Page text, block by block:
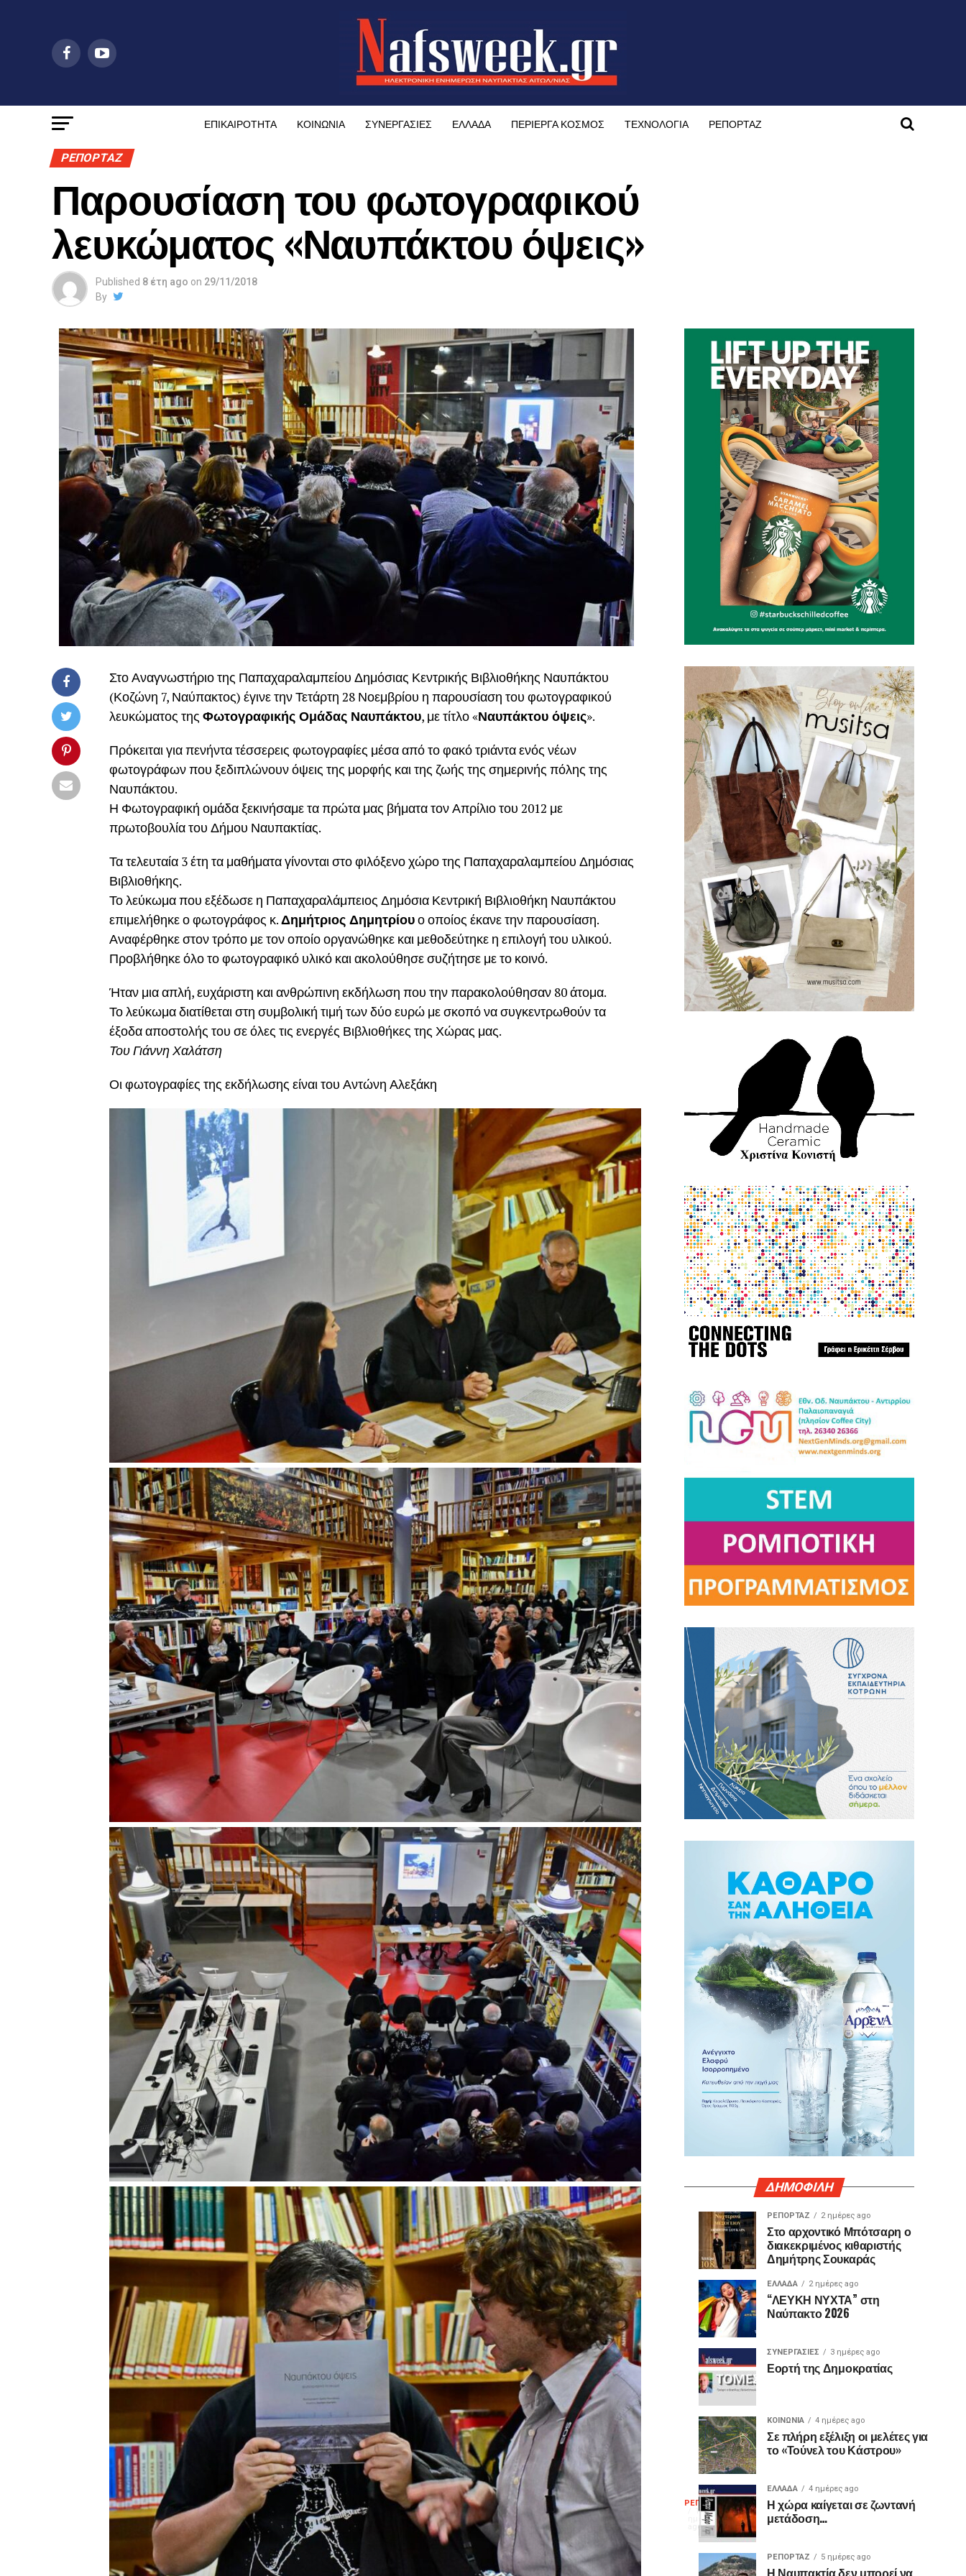
ΕΠΙΚΑΙΡΟΤΗΤΑ ΚΟΙΝΩΝΙΑ ΣΥΝΕΡΓΑΣΙΕΣ ΕΛΛΑΔΑ ΠΕΡΙΕΡΓΑ ΚΟΣΜΟΣ ΤΕΧΝΟΛΟΓΙΑ ΡΕΠΟΡΤΑΖ
ΡΕΠΟΡΤΑΖ
Παρουσίαση του φωτογραφικού
λευκώματος «Ναυπάκτου όψεις»
Published 8 έτη ago on 29/11/2018
By
Στο Αναγνωστήριο της Παπαχαραλαμπείου Δημόσιας Κεντρικής Βιβλιοθήκης Ναυπάκτου
(Κοζώνη 7, Ναύπακτος) έγινε την Τετάρτη 28 Νοεμβρίου η παρουσίαση του φωτογραφικού
λευκώματος της Φωτογραφικής Ομάδας Ναυπάκτου, με τίτλο «Ναυπάκτου όψεις».
Πρόκειται για πενήντα τέσσερεις φωτογραφίες μέσα από το φακό τριάντα ενός νέων
φωτογράφων που ξεδιπλώνουν όψεις της μορφής και της ζωής της σημερινής πόλης της
Ναυπάκτου.
Η Φωτογραφική ομάδα ξεκινήσαμε τα πρώτα μας βήματα τον Απρίλιο του 2012 με
πρωτοβουλία του Δήμου Ναυπακτίας.
Τα τελευταία 3 έτη τα μαθήματα γίνονται στο φιλόξενο χώρο της Παπαχαραλαμπείου Δημόσιας
Βιβλιοθήκης.
Το λεύκωμα που εξέδωσε η Παπαχαραλάμπειος Δημόσια Κεντρική Βιβλιοθήκη Ναυπάκτου
επιμελήθηκε ο φωτογράφος κ.Δημήτριος Δημητρίουο οποίος έκανε την παρουσίαση.
Αναφέρθηκε στον τρόπο με τον οποίο οργανώθηκε και μεθοδεύτηκε η επιλογή του υλικού.
Προβλήθηκε όλο το φωτογραφικό υλικό και ακολούθησε συζήτησε με το κοινό.
Ήταν μια απλή, ευχάριστη και ανθρώπινη εκδήλωση που την παρακολούθησαν 80 άτομα.
Το λεύκωμα διατίθεται στη συμβολική τιμή των δύο ευρώ με σκοπό να συγκεντρωθούν τα
έξοδα αποστολής του σε όλες τις ενεργές Βιβλιοθήκες της Χώρας μας.
Του Γιάννη Χαλάτση
Οι φωτογραφίες της εκδήλωσης είναι του Αντώνη Αλεξάκη
ΔΗΜΟΦΙΛΗ
ΡΕΠΟΡΤΑΖ
1
ημέρα
ago
Η
γελοιογραφία
ΤΕΧΝΟΛΟΓΙΑ
ημέρα
ago
Γιατί
ορισμένες
θύρες
USB
είναι
μωβ
έχουν
άλλα
χρώματα;
διαφορά
που
περισσότεροι
δεν
γνωρίζουν
ΚΟΙΝΩΝΙΑ
ημέρες
ago
Θερμό
χειροκρότημα
για
τον
«Ίωνα»
στο
Κάστρο
της
Ναυπάκτου
ΡΕΠΟΡΤΑΖ 2 ημέρες ago
Στο αρχοντικό Μπότσαρη ο
διακεκριμένος κιθαριστής
Δημήτρης Σουκαράς
ΕΛΛΑΔΑ 2 ημέρες ago
“ΛΕΥΚΗ ΝΥΧΤΑ” στη
Ναύπακτο 2026
ΣΥΝΕΡΓΑΣΙΕΣ 3 ημέρες ago
Εορτή της Δημοκρατίας
ΚΟΙΝΩΝΙΑ 4 ημέρες ago
Σε πλήρη εξέλιξη οι μελέτες για
το «Τούνελ του Κάστρου»
ΕΛΛΑΔΑ 4 ημέρες ago
Η χώρα καίγεται σε ζωντανή
μετάδοση…
ΡΕΠΟΡΤΑΖ 5 ημέρες ago
Η Ναυπακτία δεν μπορεί να